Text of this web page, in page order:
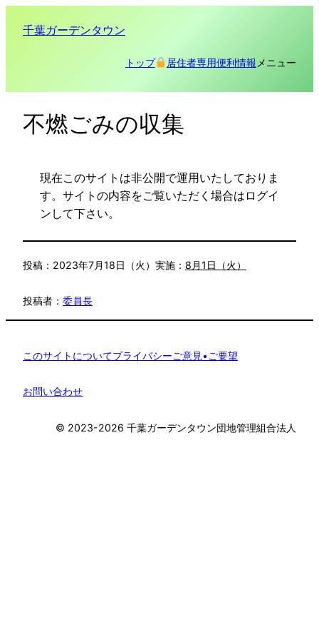
千葉ガーデンタウン
トップ 居住者専用便利情報 メニュー
不燃ごみの収集
現在このサイトは非公開で運用いたしておりま
す。サイトの内容をご覧いただく場合はログイ
ンして下さい。
投稿： 2023年7月18日（火） 実施： 8月1日（火）
投稿者： 委員長
このサイトについてプライバシーご意見•ご要望
お問い合わせ
©︎ 2023-2026 千葉ガーデンタウン団地管理組合法人